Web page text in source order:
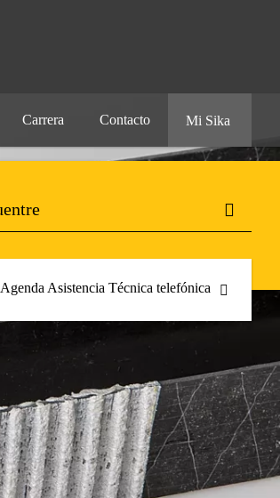
Carrera Contacto Mi Sika
Agenda Asistencia Técnica telefónica